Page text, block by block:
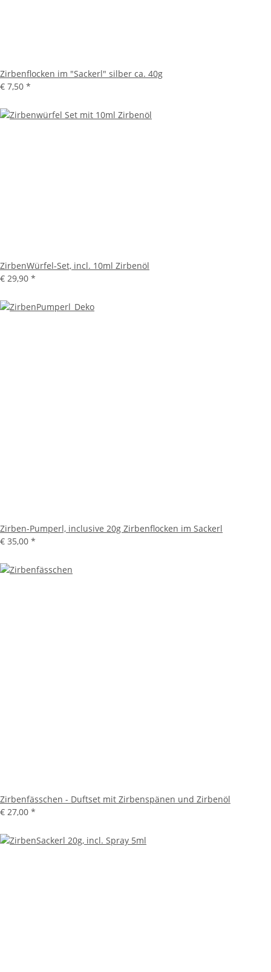
Zirbenflocken im "Sackerl" silber ca. 40g
€ 7,50 *
ZirbenWürfel-Set, incl. 10ml Zirbenöl
€ 29,90 *
Zirben-Pumperl, inclusive 20g Zirbenflocken im Sackerl
€ 35,00 *
Zirbenfässchen - Duftset mit Zirbenspänen und Zirbenöl
€ 27,00 *